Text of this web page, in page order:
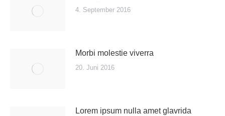
4. September 2016
Morbi molestie viverra
20. Juni 2016
Lorem ipsum nulla amet glavrida